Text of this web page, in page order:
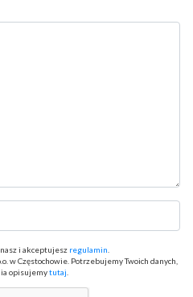
i akceptujesz regulamin
w Częstochowie. Potrzebujemy Twoich danych,
opisujemytutaj